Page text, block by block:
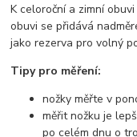
K celoroční a zimní
obuvi se přidává
jako rezerva pro volný
Tipy pro měření:
nožky měřte v
měřit nožku je
po celém dnu o